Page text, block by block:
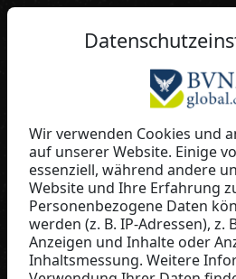
Jörg
FreeQuency - The
Wir verwenden Cookies und
auf unserer Website. Einige
essenziell, während andere
Website und Ihre Erfahrung
Personenbezogene Daten
werden (z. B. IP-Adressen),
Anzeigen und Inhalte oder
Inhaltsmessung. Weitere